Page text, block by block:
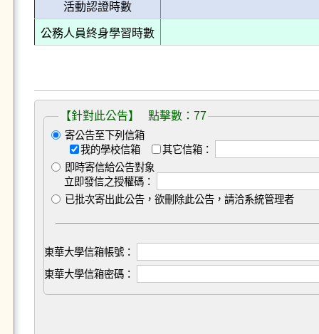
活動認證時數
公務人員終身學習時數
【針對此公告】 點擊數：77
寄公告至下列信箱
我的學校信箱
其它信箱：
即時寄信給公告對象
立即發信之授權碼：
已批次寄出此公告，欲刪除此公告，請洽系統管理者
東華大學信箱帳號：
東華大學信箱密碼：